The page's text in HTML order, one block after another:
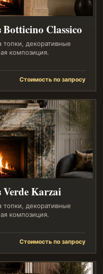
Classico
декоративные
композиция.
Стоимость по запросу
Karzai
декоративные
композиция.
Стоимость по запросу